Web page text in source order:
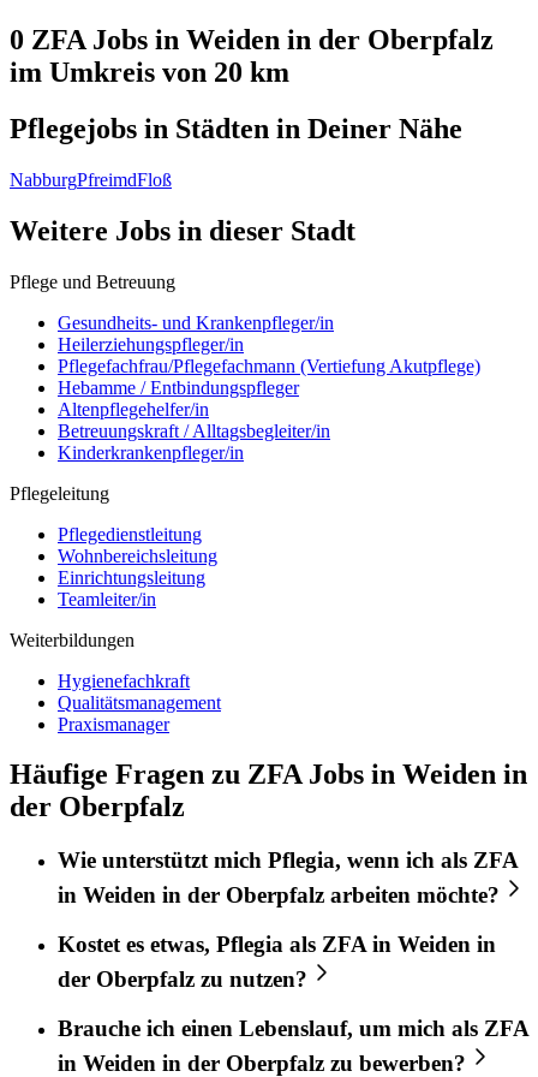
0 ZFA Jobs in Weiden in der Oberpfalz
im Umkreis von 20 km
Pflegejobs in Städten in Deiner Nähe
NabburgPfreimdFloß
Weitere Jobs in dieser Stadt
Pflege und Betreuung
Gesundheits- und Krankenpfleger/in
Heilerziehungspfleger/in
Pflegefachfrau/Pflegefachmann (Vertiefung Akutpflege)
Hebamme / Entbindungspfleger
Altenpflegehelfer/in
Betreuungskraft / Alltagsbegleiter/in
Kinderkrankenpfleger/in
Pflegeleitung
Pflegedienstleitung
Wohnbereichsleitung
Einrichtungsleitung
Teamleiter/in
Weiterbildungen
Hygienefachkraft
Qualitätsmanagement
Praxismanager
Häufige Fragen zu ZFA Jobs in Weiden in
der Oberpfalz
Wie unterstützt mich Pflegia, wenn ich als ZFA
in Weiden in der Oberpfalz arbeiten möchte?
Kostet es etwas, Pflegia als ZFA in Weiden in
der Oberpfalz zu nutzen?
Brauche ich einen Lebenslauf, um mich als ZFA
in Weiden in der Oberpfalz zu bewerben?